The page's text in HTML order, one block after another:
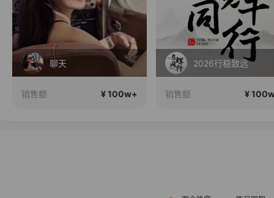
聊天
销售额 ¥ 100w+
2026行稳致远
销售额 ¥